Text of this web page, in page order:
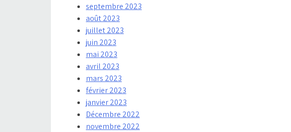
septembre 2023
août 2023
juillet 2023
juin 2023
mai 2023
avril 2023
mars 2023
février 2023
janvier 2023
Décembre 2022
novembre 2022